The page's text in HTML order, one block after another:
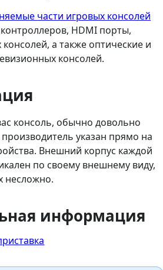
части игровых консолей
HDMI порты,
а также оптические и
консолей.
консоль, обычно довольно
указан прямо на
Внешний корпус каждой
по своему внешнему виду,
несложно.
информация